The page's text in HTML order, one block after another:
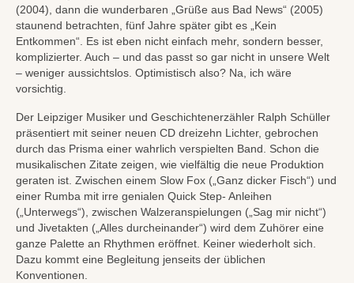
(2004), dann die wunderbaren „Grüße aus Bad News“ (2005)
staunend betrachten, fünf Jahre später gibt es „Kein
Entkommen“. Es ist eben nicht einfach mehr, sondern besser,
komplizierter. Auch – und das passt so gar nicht in unsere Welt
– weniger aussichtslos. Optimistisch also? Na, ich wäre
vorsichtig.
Der Leipziger Musiker und Geschichtenerzähler Ralph Schüller
präsentiert mit seiner neuen CD dreizehn Lichter, gebrochen
durch das Prisma einer wahrlich verspielten Band. Schon die
musikalischen Zitate zeigen, wie vielfältig die neue Produktion
geraten ist. Zwischen einem Slow Fox („Ganz dicker Fisch“) und
einer Rumba mit irre genialen Quick Step- Anleihen
(„Unterwegs“), zwischen Walzeranspielungen („Sag mir nicht“)
und Jivetakten („Alles durcheinander“) wird dem Zuhörer eine
ganze Palette an Rhythmen eröffnet. Keiner wiederholt sich.
Dazu kommt eine Begleitung jenseits der üblichen
Konventionen.